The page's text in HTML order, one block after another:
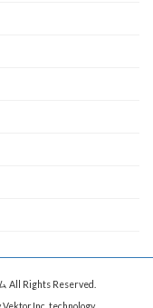
All Rights Reserved.